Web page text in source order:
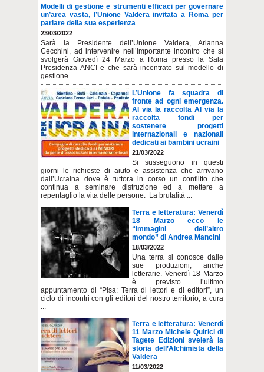
Modelli di gestione e strumenti efficaci per governare
un’area vasta, l’Unione Valdera invitata a Roma per
parlare della sua esperienza
23/03/2022
Sarà la Presidente dell’Unione Valdera, Arianna
Cecchini, ad intervenire nell’importante incontro che si
svolgerà Giovedì 24 Marzo a Roma presso la Sala
Presidenza ANCI e che sarà incentrato sul modello di
gestione ...
L’Unione fa squadra di
fronte ad ogni emergenza.
Al via la raccolta Al via la
raccolta fondi per
sostenere progetti
internazionali e nazionali
dedicati ai bambini ucraini
21/03/2022
Si susseguono in questi
giorni le richieste di aiuto e assistenza che arrivano
dall’Ucraina dove è tuttora in corso un conflitto che
continua a seminare distruzione ed a mettere a
repentaglio la vita delle persone. La brutalità ...
Terra e letteratura: Venerdì
18 Marzo ecco le
“Immagini dell’altro
mondo” di Andrea Mancini
18/03/2022
Una terra si conosce dalle
sue produzioni, anche
letterarie. Venerdì 18 Marzo
è previsto l’ultimo
appuntamento di “Pisa: Terra di lettori e di editori”, un
ciclo di incontri con gli editori del nostro territorio, a cura
...
Terra e letteratura: Venerdì
11 Marzo Michele Quirici di
Tagete Edizioni svelerà la
storia dell’Alchimista della
Valdera
11/03/2022